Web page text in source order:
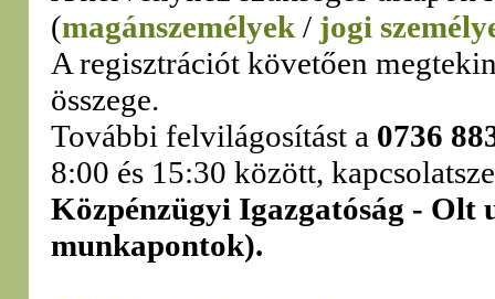
(magánszemélyek/ jogi
A regisztrációt követően
összege.
További felvilágosítást a 0736
8:00 és 15:30 között,
Közpénzügyi Igazgatóság - Olt
munkapontok).